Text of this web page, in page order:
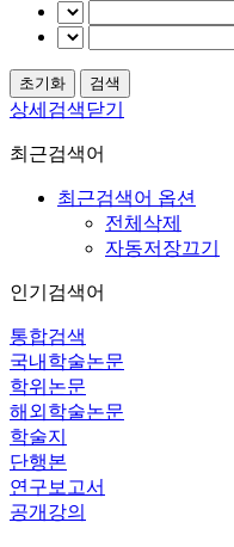
상세검색닫기
최근검색어
최근검색어 옵션
전체삭제
자동저장끄기
인기검색어
통합검색
국내학술논문
학위논문
해외학술논문
학술지
단행본
연구보고서
공개강의